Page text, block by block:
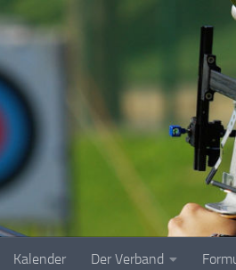
Kalender Der Verband